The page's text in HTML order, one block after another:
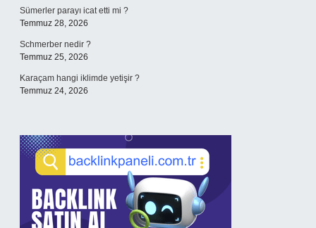
Sümerler parayı icat etti mi ?
Temmuz 28, 2026
Schmerber nedir ?
Temmuz 25, 2026
Karaçam hangi iklimde yetişir ?
Temmuz 24, 2026